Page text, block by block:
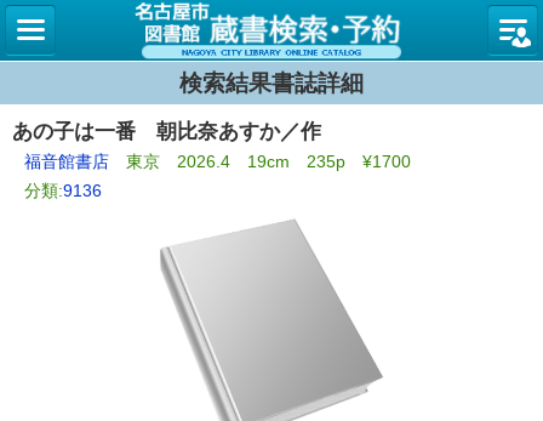
名古屋
検索結果書誌詳細
あの子は一番 朝比奈あすか／作
福音館書店 東京 2026.4 19cm 235p ¥1700
分類:9136